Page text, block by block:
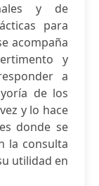
y de
para
acompaña
y
a
de los
y lo hace
donde se
la consulta
utilidad en